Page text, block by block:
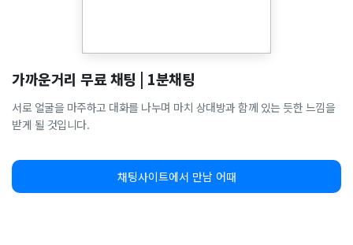
가까운거리 무료 채팅 | 1분채팅
서로 얼굴을 마주하고 대화를 나누며 마치 상대방과 함께 있는 듯한 느낌을
받게 될 것입니다.
채팅사이트에서 만남 어때